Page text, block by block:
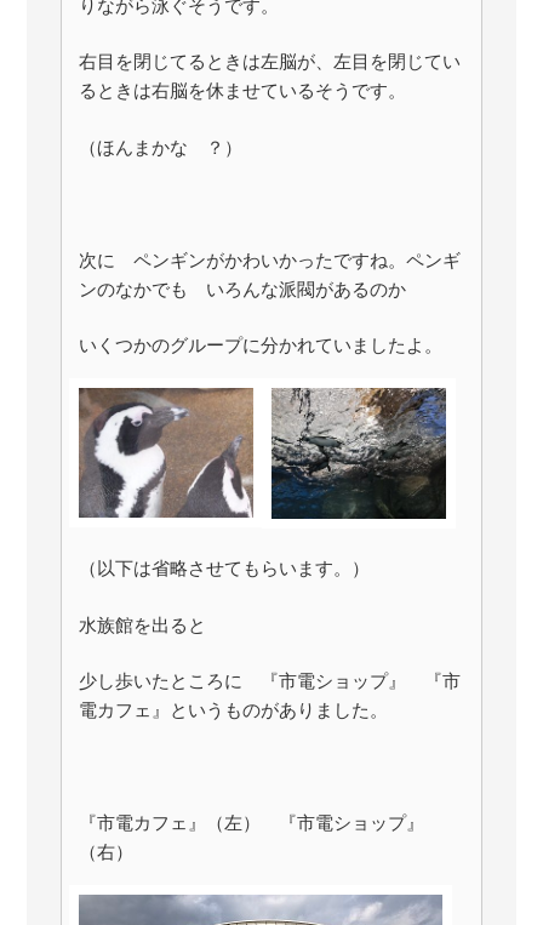
りながら泳ぐそうです。
右目を閉じてるときは左脳が、左目を閉じてい
るときは右脳を休ませているそうです。
（ほんまかな ？）
次に ペンギンがかわいかったですね。ペンギ
ンのなかでも いろんな派閥があるのか
いくつかのグループに分かれていましたよ。
（以下は省略させてもらいます。）
水族館を出ると
少し歩いたところに 『市電ショップ』 『市
電カフェ』というものがありました。
『市電カフェ』（左） 『市電ショップ』
（右）